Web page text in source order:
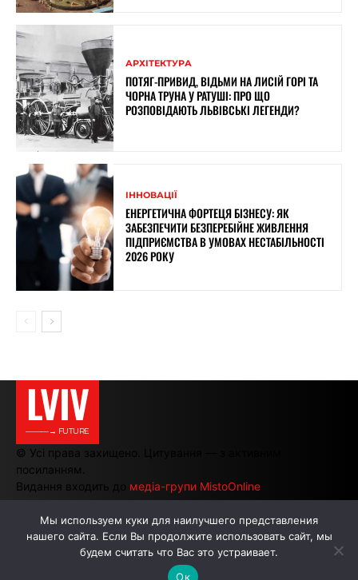
АРХІТЕКТУРА
ПОТЯГ-ПРИВИД, ВІДЬМИ НА ЛИСІЙ ГОРІ ТА
ЧОРНА ТРУНА У РАТУШІ: ПРО ЩО
РОЗПОВІДАЮТЬ ЛЬВІВСЬКІ ЛЕГЕНДИ?
ІННОВАЦІЇ
ЕНЕРГЕТИЧНА ФОРТЕЦЯ БІЗНЕСУ: ЯК
ЗАБЕЗПЕЧИТИ БЕЗПЕРЕБІЙНЕ ЖИВЛЕННЯ
ПІДПРИЄМСТВА В УМОВАХ НЕСТАБІЛЬНОСТІ
2026 РОКУ
LVIV
———→ FUTURE
© Усі права захищено. Цитування — з активним
посиланням.
Видання входить до медіа-групи MistoOnline
АВТОРИ РЕКЛАМА НА САЙТІ
Мы используем куки для наилучшего представления
нашего сайта. Если Вы продолжите использовать сайт, мы
будем считать что Вас это устраивает.
Ок